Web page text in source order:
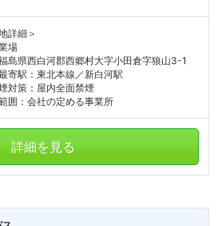
詳細＞
場
島県西白河郡西郷村大字小田倉字狼山3-1
寄駅：東北本線／新白河駅
対策：屋内全面禁煙
囲：会社の定める事業所
詳細を見る